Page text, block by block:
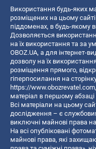
Використання будь-яких
розміщених на цьому сайті
піддоменах, в будь-якому
Дозволяється
на їх використання та за
OBOZ.UA, а для інтернет-
дозволу на їх
розміщення прямого,
гіперпосилання на
https://www.obozrevatel.com
матеріал в першому абзаці
Всі матеріали на цьому
дослідження – є
виключні майнові права
На всі опубліковані
майнові права, які